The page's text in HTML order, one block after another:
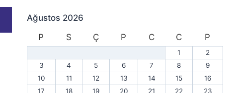
Ağustos 2026
P
S Ç P C C P
1
2
3
4 5 6 7 8
9
10
11 12 13 14 15
16
17
18 19 20 21 22
23